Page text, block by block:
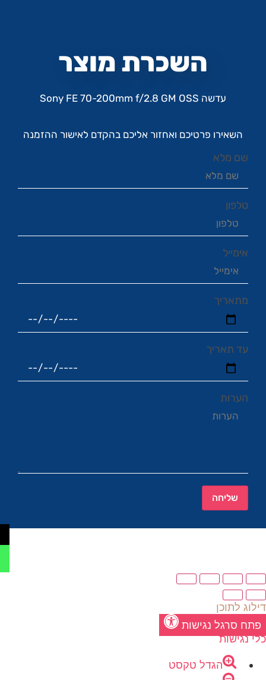
השכרת מוצר
עדשה Sony FE 70-200mm f/2.8 GM OSS
השאירו פרטיכם ואחזור אליכם בהקדם לאישור ההזמנה
שם מלא
טלפון
אימייל
מתאריך
עד תאריך
הערות
שליחה
דילוג לתוכן
פתח סרגל נגישות
כלי נגישות
הגדל טקסט